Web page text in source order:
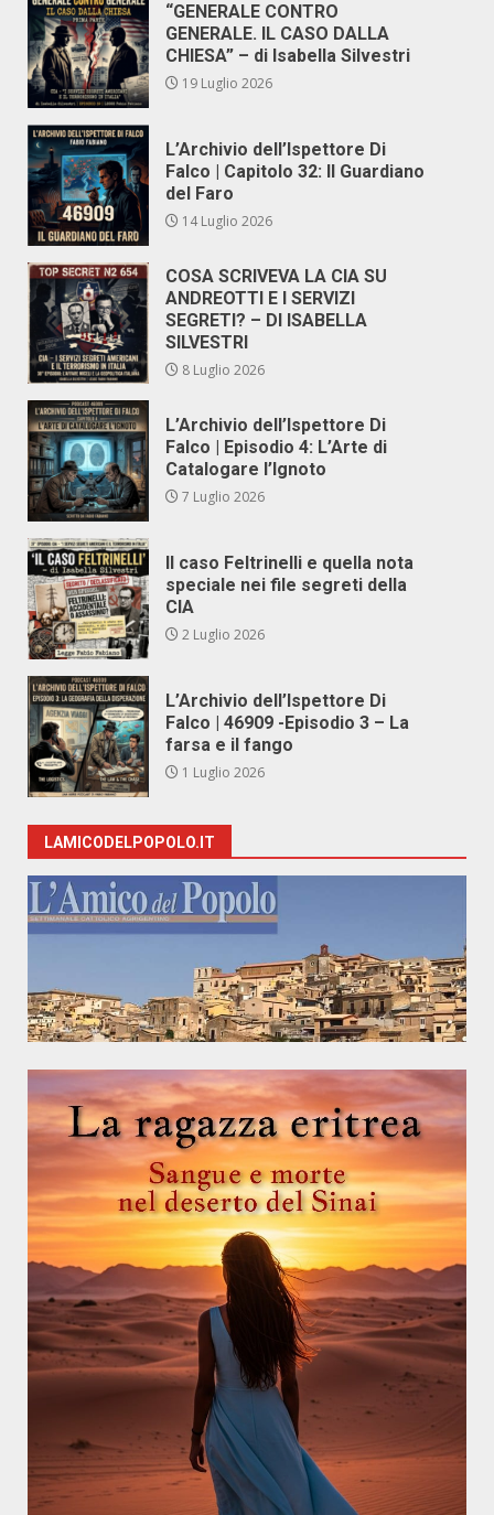
“GENERALE CONTRO
GENERALE. IL CASO DALLA
CHIESA” – di Isabella Silvestri
19 Luglio 2026
L’Archivio dell’Ispettore Di
Falco | Capitolo 32: Il Guardiano
del Faro
14 Luglio 2026
COSA SCRIVEVA LA CIA SU
ANDREOTTI E I SERVIZI
SEGRETI? – DI ISABELLA
SILVESTRI
8 Luglio 2026
L’Archivio dell’Ispettore Di
Falco | Episodio 4: L’Arte di
Catalogare l’Ignoto
7 Luglio 2026
Il caso Feltrinelli e quella nota
speciale nei file segreti della
CIA
2 Luglio 2026
L’Archivio dell’Ispettore Di
Falco | 46909 -Episodio 3 – La
farsa e il fango
1 Luglio 2026
LAMICODELPOPOLO.IT